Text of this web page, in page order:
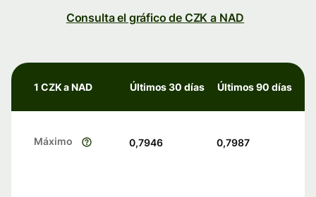
Consulta el gráfico de CZK a NAD
1 CZK a NAD Últimos 30 días Últimos 90 días
Máximo 0,7946 0,7987